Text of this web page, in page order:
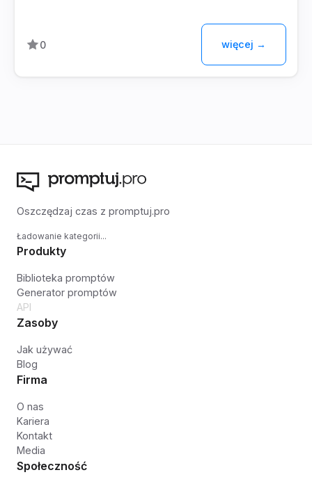
0 więcej →
Oszczędzaj czas z promptuj.pro
Ładowanie kategorii...
Produkty
Biblioteka promptów
Generator promptów
API
Zasoby
Jak używać
Blog
Firma
O nas
Kariera
Kontakt
Media
Społeczność